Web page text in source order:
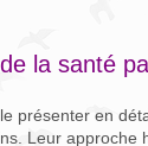
la santé
présenter en
Leur approche